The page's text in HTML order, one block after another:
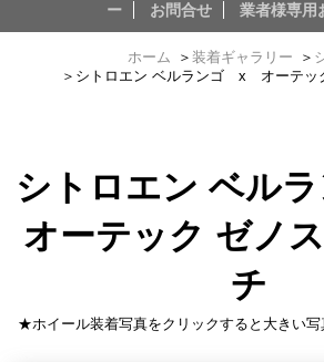
ー
お問合せ 業者様専用
ホーム ＞ 装着ギャラリー ＞
＞ シトロエン ベルランゴ x オーテッ
シトロエン ベル
オーテック ゼノ
チ
★ホイール装着写真をクリックすると大きい写